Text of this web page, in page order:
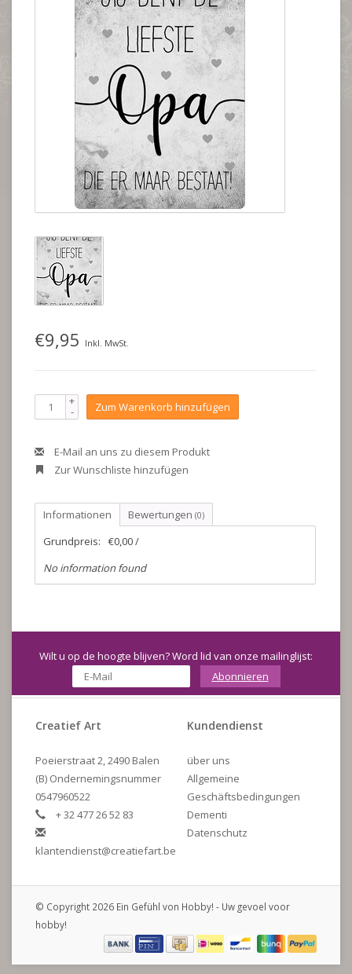
€9,95 Inkl. MwSt.
+
- Zum Warenkorb hinzufügen
E-Mail an uns zu diesem Produkt
Zur Wunschliste hinzufügen
Informationen Bewertungen (0)
Grundpreis:
€0,00 /
No information found
Wilt u op de hoogte blijven? Word lid van onze mailinglijst:
Abonnieren
Creatief Art
Poeierstraat 2, 2490 Balen
(B) Ondernemingsnummer
0547960522
+ 32 477 26 52 83
klantendienst@creatiefart.be
Kundendienst
über uns
Allgemeine
Geschäftsbedingungen
Dementi
Datenschutz
© Copyright 2026 Ein Gefühl von Hobby! - Uw gevoel voor
hobby!